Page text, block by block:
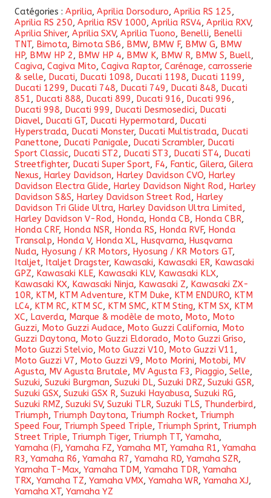
Feuille
adhésive
en
mousse
néoprène
pour
selle
de
moto
200
x
150
x
55mm
Catégories : Aprilia, Aprilia Dorsoduro, Aprilia RS 125,
Aprilia RS 250, Aprilia RSV 1000, Aprilia RSV4, Aprilia RXV,
Aprilia Shiver, Aprilia SXV, Aprilia Tuono, Benelli, Benelli
TNT, Bimota, Bimota SB6, BMW, BMW F, BMW G, BMW
HP, BMW HP 2, BMW HP 4, BMW K, BMW R, BMW S, Buell,
Cagiva, Cagiva Mito, Cagiva Raptor, Carénage, carrosserie
& selle, Ducati, Ducati 1098, Ducati 1198, Ducati 1199,
Ducati 1299, Ducati 748, Ducati 749, Ducati 848, Ducati
851, Ducati 888, Ducati 899, Ducati 916, Ducati 996,
Ducati 998, Ducati 999, Ducati Desmosedici, Ducati
Diavel, Ducati GT, Ducati Hypermotard, Ducati
Hyperstrada, Ducati Monster, Ducati Multistrada, Ducati
Panettone, Ducati Panigale, Ducati Scrambler, Ducati
Sport Classic, Ducati ST2, Ducati ST3, Ducati ST4, Ducati
Streetfighter, Ducati Super Sport, F4, Fantic, Gilera, Gilera
Nexus, Harley Davidson, Harley Davidson CVO, Harley
Davidson Electra Glide, Harley Davidson Night Rod, Harley
Davidson S&S, Harley Davidson Street Rod, Harley
Davidson Tri Glide Ultra, Harley Davidson Ultra Limited,
Harley Davidson V-Rod, Honda, Honda CB, Honda CBR,
Honda CRF, Honda NSR, Honda RS, Honda RVF, Honda
Transalp, Honda V, Honda XL, Husqvarna, Husqvarna
Nuda, Hyosung / KR Motors, Hyosung / KR Motors GT,
Italjet, Italjet Dragster, Kawasaki, Kawasaki ER, Kawasaki
GPZ, Kawasaki KLE, Kawasaki KLV, Kawasaki KLX,
Kawasaki KX, Kawasaki Ninja, Kawasaki Z, Kawasaki ZX-
10R, KTM, KTM Adventure, KTM Duke, KTM ENDURO, KTM
LC4, KTM RC, KTM SC, KTM SMC, KTM Sting, KTM SX, KTM
XC, Laverda, Marque & modèle de moto, Moto, Moto
Guzzi, Moto Guzzi Audace, Moto Guzzi California, Moto
Guzzi Daytona, Moto Guzzi Eldorado, Moto Guzzi Griso,
Moto Guzzi Stelvio, Moto Guzzi V10, Moto Guzzi V11,
Moto Guzzi V7, Moto Guzzi V9, Moto Morini, Motobi, MV
Agusta, MV Agusta Brutale, MV Agusta F3, Piaggio, Selle,
Suzuki, Suzuki Burgman, Suzuki DL, Suzuki DRZ, Suzuki GSR,
Suzuki GSX, Suzuki GSX R, Suzuki Hayabusa, Suzuki RG,
Suzuki RMZ, Suzuki SV, Suzuki TLR, Suzuki TLS, Thunderbird,
Triumph, Triumph Daytona, Triumph Rocket, Triumph
Speed Four, Triumph Speed Triple, Triumph Sprint, Triumph
Street Triple, Triumph Tiger, Triumph TT, Yamaha,
Yamaha (F), Yamaha FZ, Yamaha MT, Yamaha R1, Yamaha
R3, Yamaha R6, Yamaha R7, Yamaha RD, Yamaha SZR,
Yamaha T-Max, Yamaha TDM, Yamaha TDR, Yamaha
TRX, Yamaha TZ, Yamaha VMX, Yamaha WR, Yamaha XJ,
Yamaha XT, Yamaha YZ